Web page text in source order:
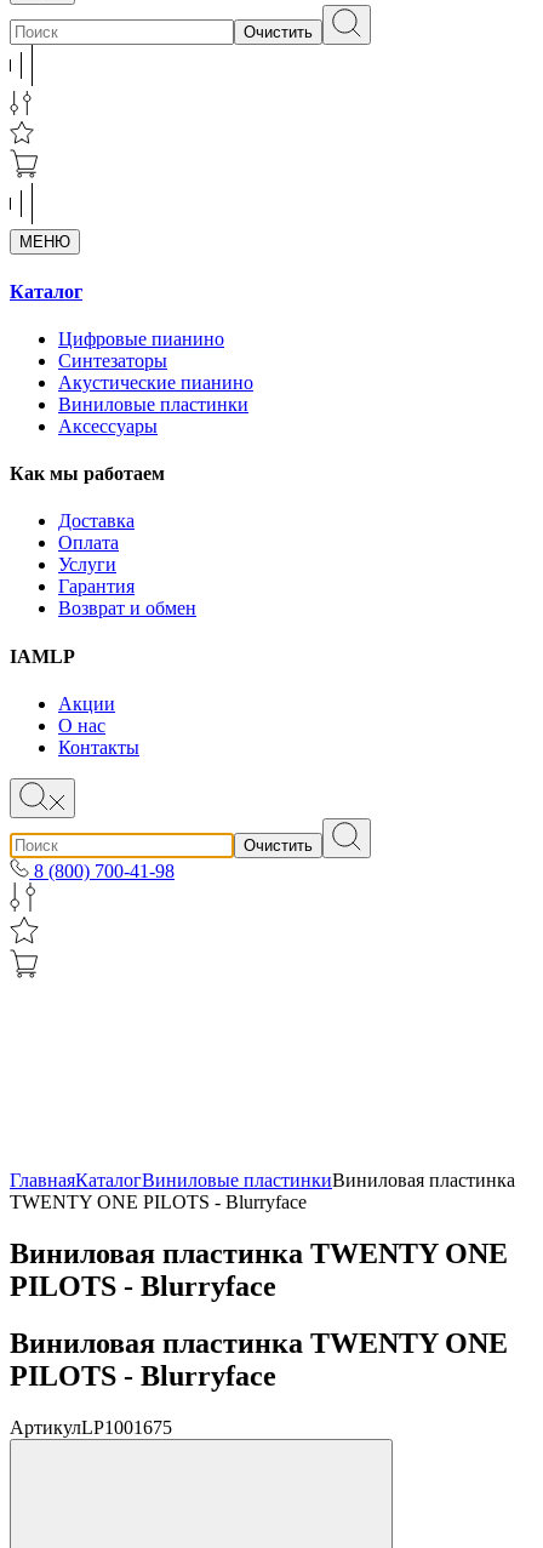
Очистить
МЕНЮ
Каталог
Цифровые пианино
Синтезаторы
Акустические пианино
Виниловые пластинки
Аксессуары
Как мы работаем
Доставка
Оплата
Услуги
Гарантия
Возврат и обмен
IAMLP
Акции
О нас
Контакты
Очистить
8 (800) 700-41-98
ГлавнаяКаталогВиниловые пластинкиВиниловая пластинка
TWENTY ONE PILOTS - Blurryface
Виниловая пластинка TWENTY ONE
PILOTS - Blurryface
Виниловая пластинка TWENTY ONE
PILOTS - Blurryface
АртикулLP1001675